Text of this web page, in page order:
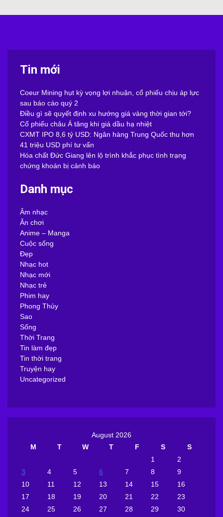
Tin mới
Coeur Mining hụt kỳ vọng lợi nhuận, cổ phiếu chịu áp lực
sau báo cáo quý 2
Điều gì sẽ quyết định xu hướng giá vàng thời gian tới?
Cổ phiếu châu Á tăng khi giá dầu hạ nhiệt
CXMT IPO 8,6 tỷ USD: Ngân hàng Trung Quốc thu hơn
41 triệu USD phí tư vấn
Hóa chất Đức Giang lên lộ trình khắc phục tình trạng
chứng khoán bị cảnh báo
Danh mục
Âm nhạc
Ăn chơi
Anime – Manga
Cuộc sống
Đẹp
Nhạc hot
Nhạc mới
Nhạc trẻ
Phim hay
Phong Thủy
Sao
Sống
Thời Trang
Tin làm đẹp
Tin thời trang
Truyện hay
Uncategorized
August 2026
M
T W T F S
S
1
2
3
4 5 6 7 8
9
10
11 12 13 14 15
16
17
18 19 20 21 22
23
24
25 26 27 28 29 30